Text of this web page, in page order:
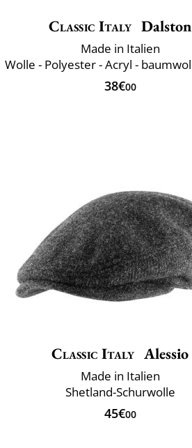
Classic Italy Dalston
Made in Italien
38€00
Classic Italy Alessio
Made in Italien
Shetland-Schurwolle
45€00